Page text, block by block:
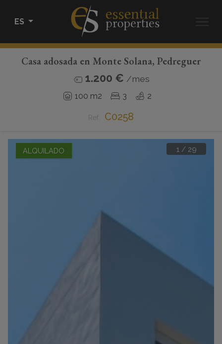
ES
COMPRAR
HOME STAGING
Casa adosada en Monte Solana, Pedreguer
1.200 € /mes
100 m2 3 2
Ref. C0258
ALQUILADO 1/ 29